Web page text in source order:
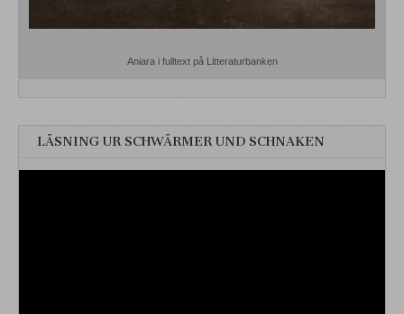
Aniara i fulltext på Litteraturbanken
LÄSNING UR SCHWÄRMER UND SCHNAKEN